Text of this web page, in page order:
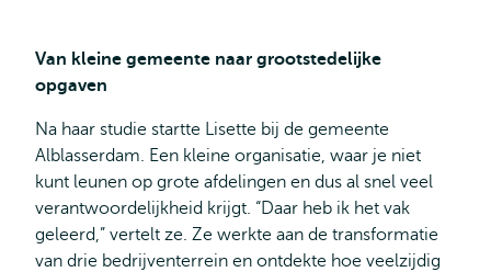
Van kleine gemeente naar grootstedelijke
opgaven
Na haar studie startte Lisette bij de gemeente
Alblasserdam. Een kleine organisatie, waar je niet
kunt leunen op grote afdelingen en dus al snel veel
verantwoordelijkheid krijgt. “Daar heb ik het vak
geleerd,” vertelt ze. Ze werkte aan de transformatie
van drie bedrijventerrein en ontdekte hoe veelzijdig